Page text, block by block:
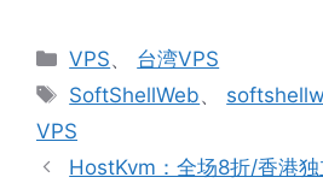
分
类
VPS、 台湾VPS
标
签
SoftShellWeb、
VPS
HostKvm：全场8折/香港